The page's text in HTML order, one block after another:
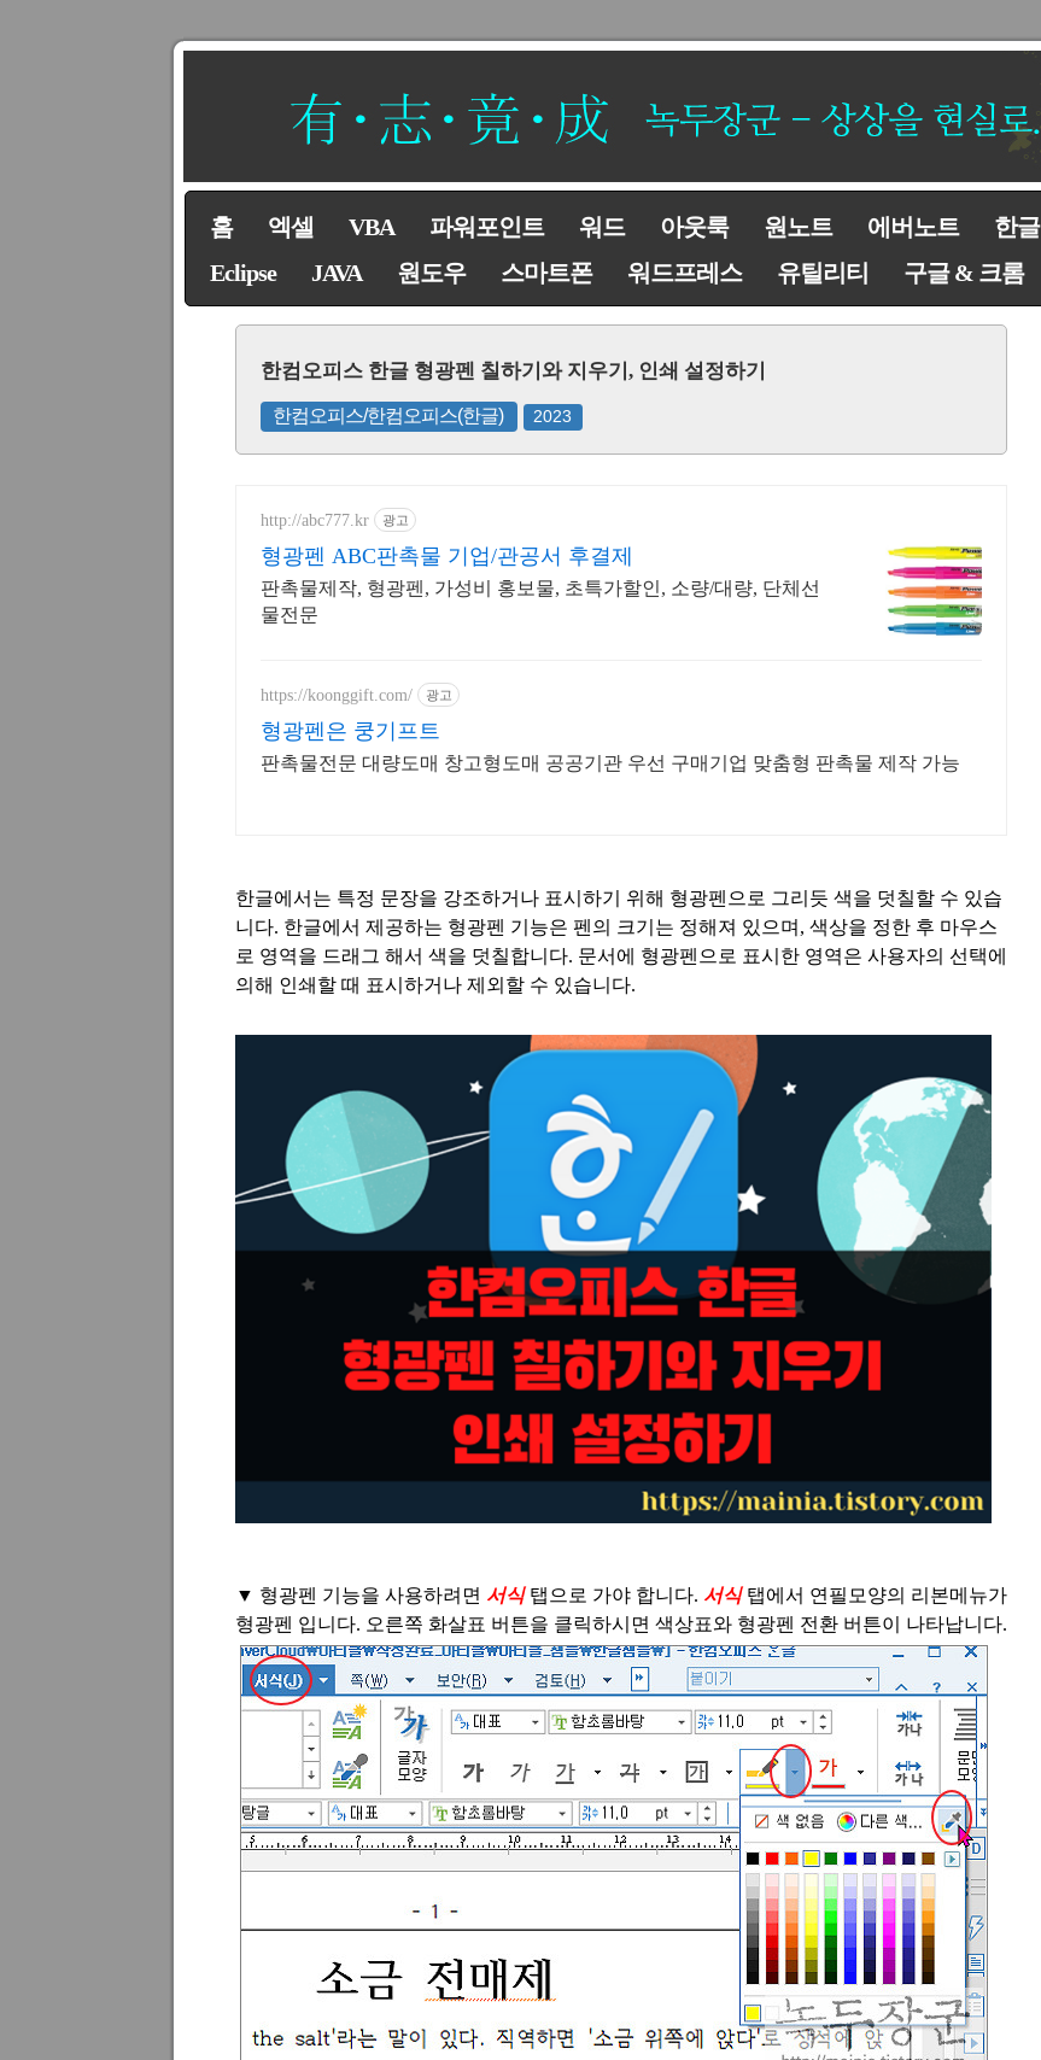
홈 엑셀 VBA 파워포인트 워드 아웃룩 원노트 에버노트 한글
Eclipse
JAVA 원도우 스마트폰 워드프레스 유틸리티 구글 & 크롬
한컴오피스 한글 형광펜 칠하기와 지우기, 인쇄 설정하기
한컴오피스/한컴오피스(한글) 2023
http://abc777.kr 광고
형광펜 ABC판촉물 기업/관공서 후결제
판촉물제작, 형광펜, 가성비 홍보물, 초특가할인, 소량/대량, 단체선
물전문
https://koonggift.com/ 광고
형광펜은 쿵기프트
판촉물전문 대량도매 창고형도매 공공기관 우선 구매기업 맞춤형 판촉물 제작 가능
한글에서는 특정 문장을 강조하거나 표시하기 위해 형광펜으로 그리듯 색을 덧칠할 수 있습
니다. 한글에서 제공하는 형광펜 기능은 펜의 크기는 정해져 있으며 , 색상을 정한 후 마우스
로 영역을 드래그 해서 색을 덧칠합니다. 문서에 형광펜으로 표시한 영역은 사용자의 선택에
의해 인쇄할 때 표시하거나 제외할 수 있습니다.
▼ 형광펜 기능을 사용하려면 서식탭으로 가야 합니다. 서식 탭에서 연필모양의 리본메뉴가
형광펜 입니다. 오른쪽 화살표 버튼을 클릭하시면 색상표와 형광펜 전환 버튼이 나타납니다.